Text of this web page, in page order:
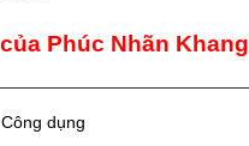
Phúc Nhãn Khang
Công dụng